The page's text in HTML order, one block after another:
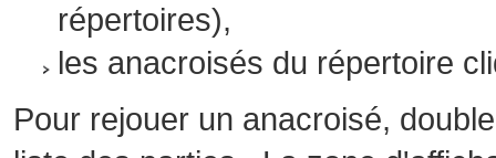
répertoires),
les anacroisés du répertoire
Pour rejouer un anacroisé,